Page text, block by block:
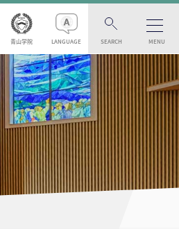
青山学院 LANGUAGE SEARCH MENU